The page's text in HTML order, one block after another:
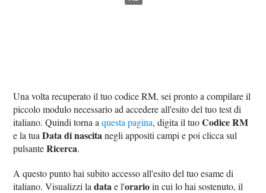
Una volta recuperato il tuo codice RM, sei pronto a compilare il
piccolo modulo necessario ad accedere all'esito del tuo test di
italiano. Quindi torna aquesta pagina, digita il tuoCodice RM
e la tuaData di nascitanegli appositi campi e poi clicca sul
pulsanteRicerca.
A questo punto hai subito accesso all'esito del tuo esame di
italiano. Visualizzi ladatae l'orarioin cui lo hai sostenuto, il